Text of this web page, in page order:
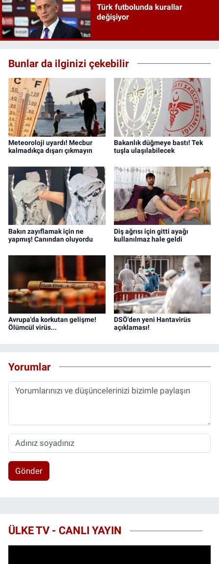
Türk futbolunda kurallar
değişiyor
Bunlar da ilginizi çekebilir
Meteoroloji uyardı! Mecbur
kalmadıkça dışarı çıkmayın
Bakanlık düğmeye bastı! Tek
tuşla ulaşılabilecek
Bakın zayıflamak için ne
yapmış! Canından oluyordu
Diş ağrısı için gitti ayağı
kullanılmaz hale geldi
Avrupa'da korkutan gelişme!
Ölümcül virüs...
DSÖ'den yeni Hantavirüs
açıklaması!
Yorumlar
Gönder
ÜLKE TV - CANLI YAYIN